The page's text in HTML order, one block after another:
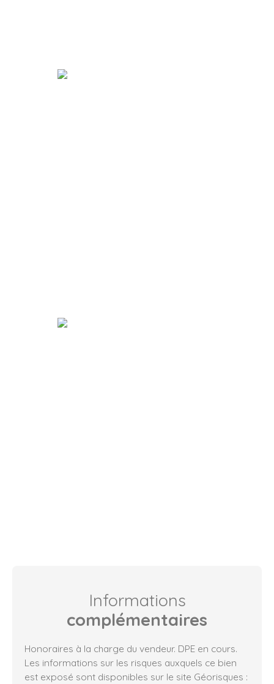
Informations
complémentaires
Honoraires à la charge du vendeur. DPE en cours.
Les informations sur les risques auxquels ce bien
est exposé sont disponibles sur le site Géorisques :